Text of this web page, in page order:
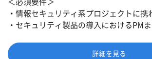
＜必須要件＞
・情報セキュリティ系プロジェクトに携
・セキュリティ製品の導入におけるPM
詳細を見る